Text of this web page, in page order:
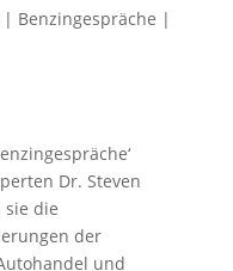
Benzingespräche |
Dr. Steven
sie die
der
und